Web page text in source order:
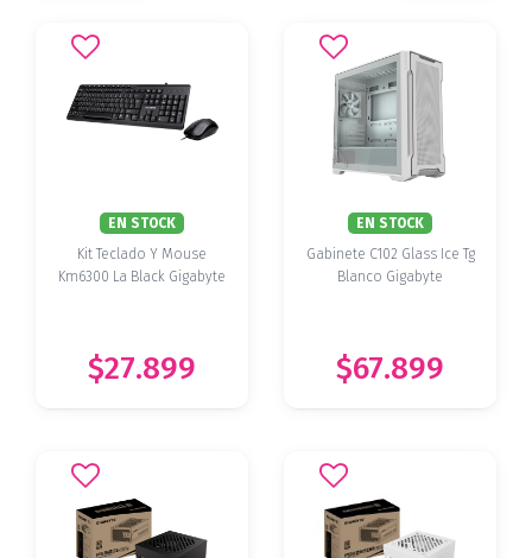
EN STOCK
Kit Teclado Y Mouse
Km6300 La Black Gigabyte
$27.899
EN STOCK
Gabinete C102 Glass Ice Tg
Blanco Gigabyte
$67.899